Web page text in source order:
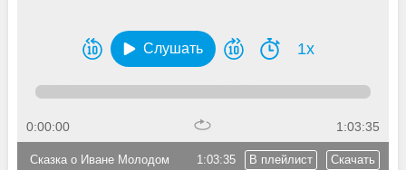
Слушать 1x
0:00:00 1:03:35
1:03:35 В плейлист Скачать
Сказка о Иване Молодом